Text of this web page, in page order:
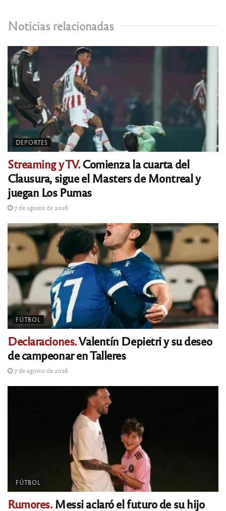
Noticias relacionadas
DEPORTES
Streaming y TV.Comienza la cuarta del
Clausura, sigue el Masters de Montreal y
juegan Los Pumas
7 de agosto de 2026
FÚTBOL
Declaraciones.Valentín Depietri y su deseo
de campeonar en Talleres
7 de agosto de 2026
FÚTBOL
Rumores.Messi aclaró el futuro de su hijo